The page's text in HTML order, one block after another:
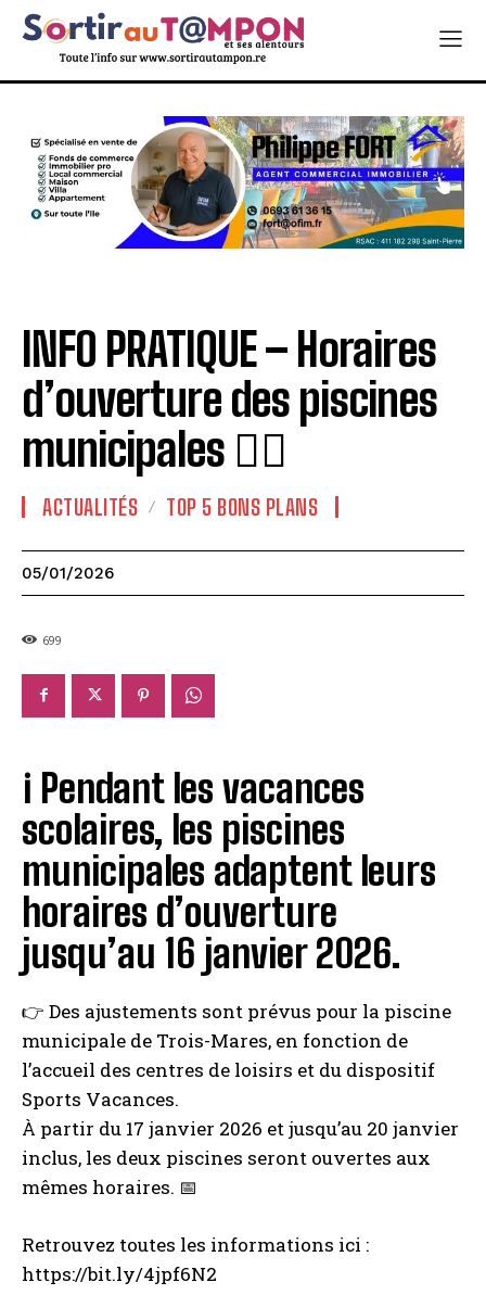
INFO PRATIQUE – Horaires
d’ouverture des piscines
municipales 🏊‍♂️
ACTUALITÉS TOP 5 BONS PLANS
05/01/2026
699
ℹ️ Pendant les vacances
scolaires, les piscines
municipales adaptent leurs
horaires d’ouverture
jusqu’au 16 janvier 2026.
👉 Des ajustements sont prévus pour la piscine
municipale de Trois-Mares, en fonction de
l’accueil des centres de loisirs et du dispositif
Sports Vacances.
À partir du 17 janvier 2026 et jusqu’au 20 janvier
inclus, les deux piscines seront ouvertes aux
mêmes horaires. 📅
Retrouvez toutes les informations ici :
https://bit.ly/4jpf6N2